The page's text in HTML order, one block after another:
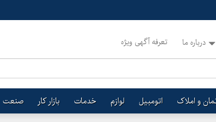
درباره ما تعرفه آگهی ویژه
و املاک اتومبیل لوازم خدمات بازار کار صنعت